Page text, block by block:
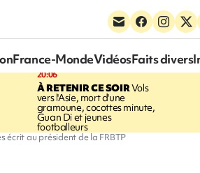
France-MondeVidéosFaits divers
20:06
À RETENIR CE SOIRVols
vers l'Asie, mort d'une
gramoune, cocottes minute,
Guan Di et jeunes
footballeurs
écrit au président de la FRBTP